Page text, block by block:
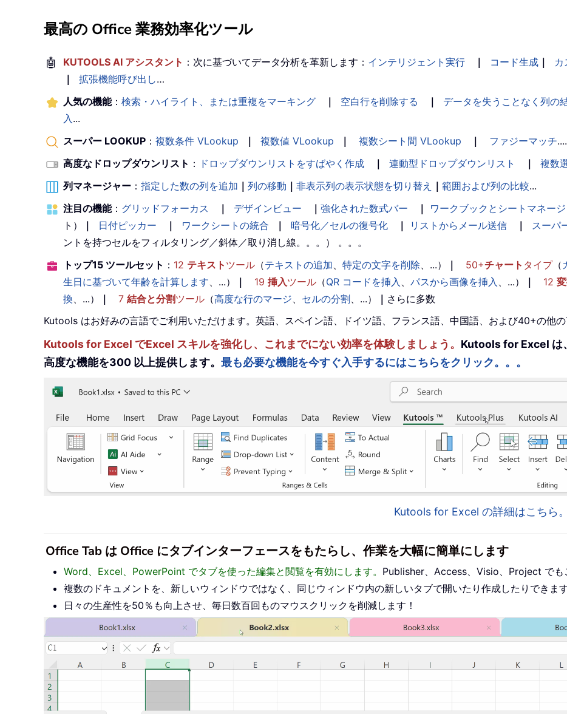
最高の Office 業務効率化ツール
🤖 KUTOOLS AI アシスタント ：次に基づいてデータ分析を革新します： インテリジェント実行 ｜ コード生成 ｜
｜
拡張機能呼び出し…
人気の機能： 検索・ハイライト、または重複をマーキング ｜ 空白行を削除する ｜ データを失うことなく列の
入...
スーパー LOOKUP ： 複数条件 VLookup ｜ 複数値 VLookup ｜ 複数シート間 VLookup ｜ ファジーマッチ....
高度なドロップダウンリスト ： ドロップダウンリストをすばやく作成 ｜ 連動型ドロップダウンリスト ｜ 複数
列マネージャー ： 指定した数の列を追加 ｜ 列の移動 ｜ 非表示列の表示状態を切り替え ｜ 範囲および列の比較...
注目の機能： グリッドフォーカス ｜ デザインビュー ｜ 強化された数式バー ｜ ワークブックとシートマネー
ト）
｜ 日付ピッカー ｜ ワークシートの統合 ｜ 暗号化／セルの復号化 ｜ リストからメール送信 ｜ スーパ
ントを持つセルをフィルタリング／斜体／取り消し線。。。） 。。。
トップ15 ツールセット ： 12 テキスト ツール （テキストの追加、 特定の文字を削除、...） ｜ 50+チャート タイプ（
生日に基づいて年齢を計算します、...） ｜ 19 挿入ツール （QR コードを挿入 、 パスから画像を挿入 、...） ｜ 12
換、...） ｜ 7 結合と分割ツール （高度な行のマージ、 セルの分割、...） ｜ さらに多数
Kutools はお好みの言語でご利用いただけます。英語、スペイン語、ドイツ語、フランス語、中国語、および40+の他の
Kutools for Excel でExcel スキルを強化し、これまでにない効率を体験しましょう。 Kutools for Excel は
高度な機能を300 以上提供します。 最も必要な機能を今すぐ入手するにはこちらをクリック。。。
Kutools for Excel の詳細はこちら。
Office Tab は Office にタブインターフェースをもたらし、作業を大幅に簡単にします
Word、Excel、PowerPoint でタブを使った編集と閲覧を有効にします。 Publisher、Access、Visio、Project でも
複数のドキュメントを、新しいウィンドウではなく、同じウィンドウ内の新しいタブで開いたり作成したりできます
日々の生産性を50％も向上させ、毎日数百回ものマウスクリックを削減します！